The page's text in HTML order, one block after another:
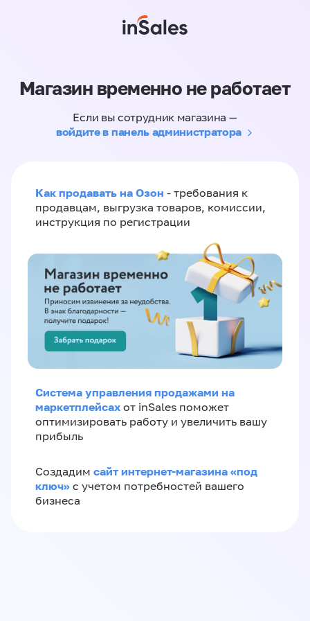
Магазин временно не работает
Если вы сотрудник магазина —
войдите в панель администратора
Как продавать на Озон - требования к
продавцам, выгрузка товаров, комиссии,
инструкция по регистрации
Система управления продажами на
маркетплейсах от inSales поможет
оптимизировать работу и увеличить вашу
прибыль
Создадим сайт интернет-магазина «под
ключ» с учетом потребностей вашего
бизнеса